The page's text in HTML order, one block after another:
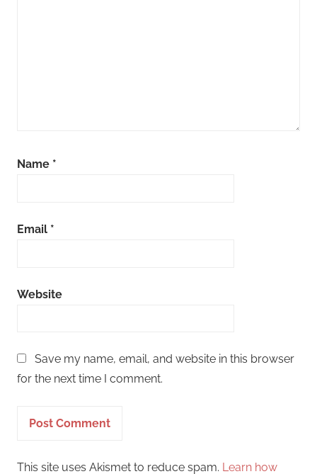
Name *
Email *
Website
Save my name, email, and website in this browser
for the next time I comment.
This site uses Akismet to reduce spam. Learn how